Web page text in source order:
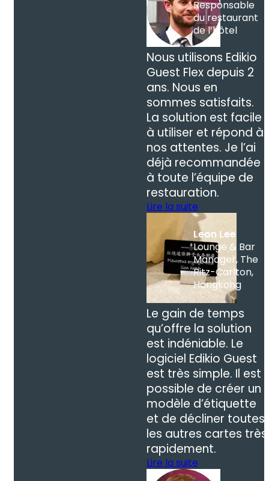
Responsable
du restaurant
de l’hôtel
Nous utilisons Edikio
Guest Flex depuis 2
ans. Nous en
sommes satisfaits.
La solution est facile
à utiliser et répond à
nos attentes. Je l’ai
déjà recommandée
à toute l’équipe de
restauration.
Lire la suite
Leon Lee
Lounge & Bar
Manager, The
Ritz-Carlton,
Hongkong
Le gain de temps
qu’offre la solution
est indéniable. Le
logiciel Edikio Guest
est très simple. Il est
possible de créer un
modèle d’étiquette
et de décliner toutes
les autres cartes très
rapidement.
Lire la suite